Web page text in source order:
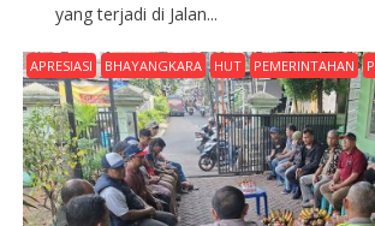
yang terjadi di Jalan...
APRESIASI BHAYANGKARA HUT PEMERINTAHAN